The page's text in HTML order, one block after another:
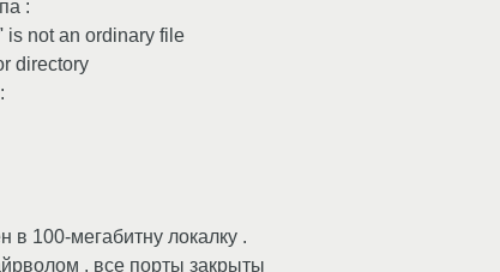
:
is not an ordinary file
directory
в 100-мегабитну локалку .
, все порты закрыты